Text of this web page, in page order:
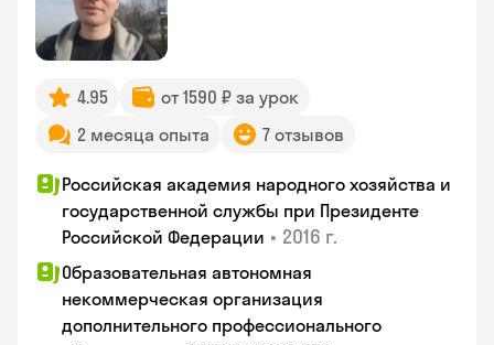
4.95
от 1590 ₽ за урок
2 месяца опыта
7 отзывов
Российская академия народного хозяйства и
государственной службы при Президенте
Российской Федерации • 2016 г.
Образовательная автономная
некоммерческая организация
дополнительного профессионального